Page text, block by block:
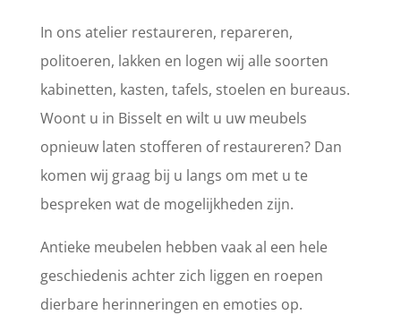
In ons atelier restaureren, repareren,
politoeren, lakken en logen wij alle soorten
kabinetten, kasten, tafels, stoelen en bureaus.
Woont u in Bisselt en wilt u uw meubels
opnieuw laten stofferen of restaureren? Dan
komen wij graag bij u langs om met u te
bespreken wat de mogelijkheden zijn.
Antieke meubelen hebben vaak al een hele
geschiedenis achter zich liggen en roepen
dierbare herinneringen en emoties op.